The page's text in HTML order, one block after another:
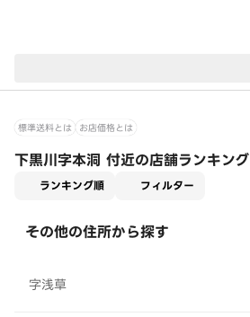
標準送料とは お店価格とは
下黒川字本洞 付近の店舗ランキング
ランキング順 フィルター
その他の住所から探す
字浅草